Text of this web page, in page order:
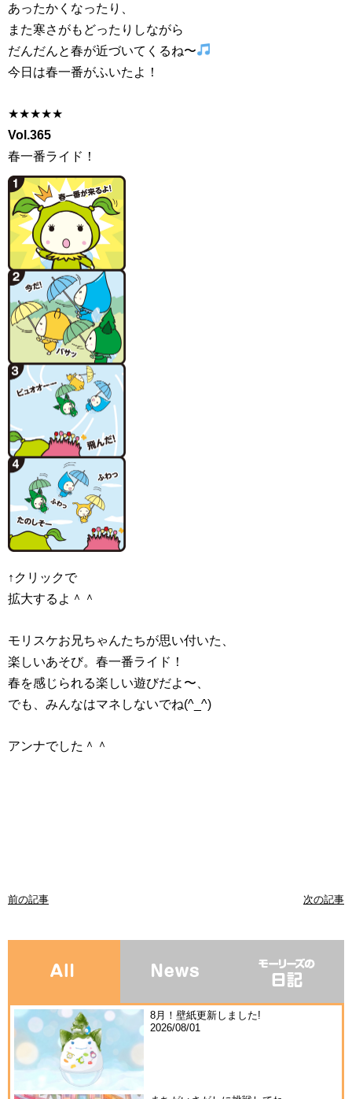
あったかくなったり、
また寒さがもどったりしながら
だんだんと春が近づいてくるね〜
今日は春一番がふいたよ！
★★★★★
Vol.365
春一番ライド！
↑クリックで
拡大するよ＾＾
モリスケお兄ちゃんたちが思い付いた、
楽しいあそび。春一番ライド！
春を感じられる楽しい遊びだよ〜、
でも、みんなはマネしないでね(^_^)
アンナでした＾＾
前の記事 次の記事
8月！壁紙更新しました!
2026/08/01